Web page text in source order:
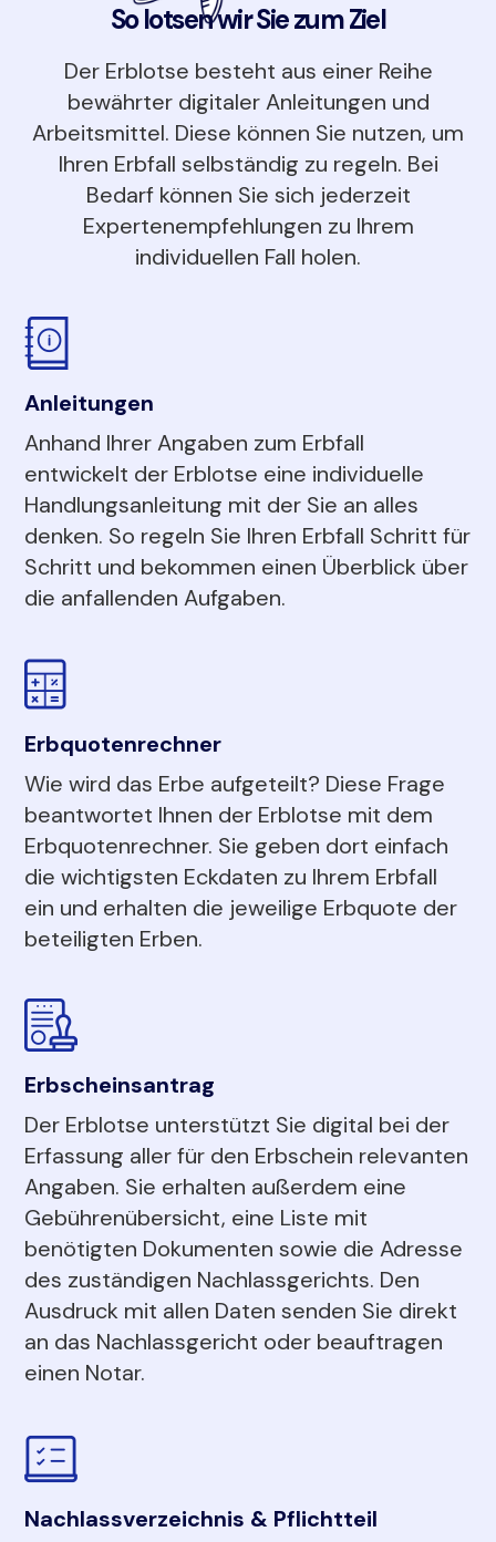
So lotsen wir Sie zum Ziel
Der Erblotse besteht aus einer Reihe
bewährter digitaler Anleitungen und
Arbeitsmittel. Diese können Sie nutzen, um
Ihren Erbfall selbständig zu regeln. Bei
Bedarf können Sie sich jederzeit
Expertenempfehlungen zu Ihrem
individuellen Fall holen.
Anleitungen
Anhand Ihrer Angaben zum Erbfall
entwickelt der Erblotse eine individuelle
Handlungsanleitung mit der Sie an alles
denken. So regeln Sie Ihren Erbfall Schritt für
Schritt und bekommen einen Überblick über
die anfallenden Aufgaben.
Erbquotenrechner
Wie wird das Erbe aufgeteilt? Diese Frage
beantwortet Ihnen der Erblotse mit dem
Erbquotenrechner. Sie geben dort einfach
die wichtigsten Eckdaten zu Ihrem Erbfall
ein und erhalten die jeweilige Erbquote der
beteiligten Erben.
Erbscheinsantrag
Der Erblotse unterstützt Sie digital bei der
Erfassung aller für den Erbschein relevanten
Angaben. Sie erhalten außerdem eine
Gebührenübersicht, eine Liste mit
benötigten Dokumenten sowie die Adresse
des zuständigen Nachlassgerichts. Den
Ausdruck mit allen Daten senden Sie direkt
an das Nachlassgericht oder beauftragen
einen Notar.
Nachlassverzeichnis & Pflichtteil